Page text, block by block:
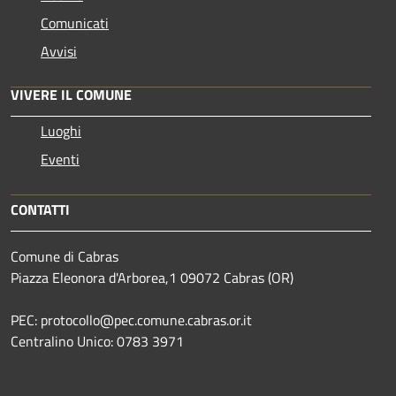
Comunicati
Avvisi
VIVERE IL COMUNE
Luoghi
Eventi
CONTATTI
Comune di Cabras
Piazza Eleonora d'Arborea,1 09072 Cabras (OR)
PEC: protocollo@pec.comune.cabras.or.it
Centralino Unico: 0783 3971